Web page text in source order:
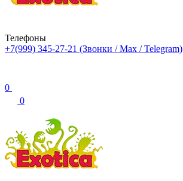
Телефоны
+7(999) 345-27-21 (Звонки / Max / Telegram)
0
0